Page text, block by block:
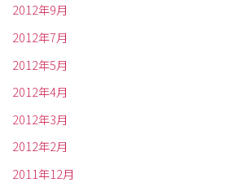
2012年9月
2012年7月
2012年5月
2012年4月
2012年3月
2012年2月
2011年12月